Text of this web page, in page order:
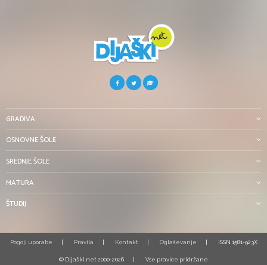
GRADIVA
OSNOVNE ŠOLE
SREDNJE ŠOLE
MATURA
ŠTUDIJ
Pogoji uporabe Pravila Kontakt Oglaševanje ISSN 1581-923X
© Dijaški.net 2000-2026 Vse pravice pridržane